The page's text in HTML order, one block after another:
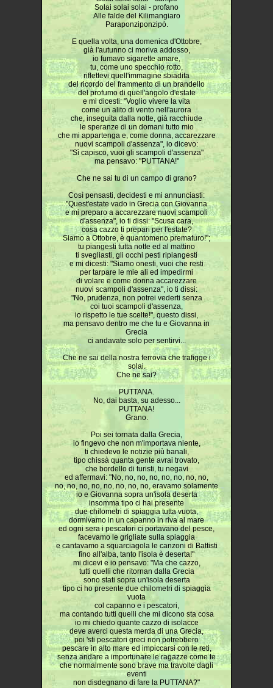
Solai solai solai - profano
Alle falde del Kilimangiaro
Paraponziponzipò.
E quella volta, una domenica d'Ottobre,
già l'autunno ci moriva addosso,
io fumavo sigarette amare,
tu, come uno specchio rotto,
riflettevi quell'immagine sbiadita
del ricordo del frammento di un brandello
del profumo di quell'angolo d'estate
e mi dicesti: "Voglio vivere la vita
come un alito di vento nell'aurora
che, inseguita dalla notte, già racchiude
le speranze di un domani tutto mio
che mi appartenga e, come donna, accarezzare
nuovi scampoli d'assenza", io dicevo:
"Sì capisco, vuoi gli scampoli d'assenza"
ma pensavo: "PUTTANA!"
Che ne sai tu di un campo di grano?
Così pensasti, decidesti e mi annunciasti:
"Quest'estate vado in Grecia con Giovanna
e mi preparo a accarezzare nuovi scampoli
d'assenza", io ti dissi: "Scusa cara,
cosa cazzo ti prepari per l'estate?
Siamo a Ottobre, è quantomeno prematuro!";
tu piangesti tutta notte ed al mattino
ti svegliasti, gli occhi pesti ripiangesti
e mi dicesti: "Siamo onesti, vuoi che resti
per tarpare le mie ali ed impedirmi
di volare e come donna accarezzare
nuovi scampoli d'assenza", io ti dissi:
"No, prudenza, non potrei vederti senza
coi tuoi scampoli d'assenza,
io rispetto le tue scelte!", questo dissi,
ma pensavo dentro me che tu e Giovanna in
Grecia
ci andavate solo per sentirvi...
Che ne sai della nostra ferrovia che trafigge i
solai.
Che ne sai?
PUTTANA.
No, dai basta, su adesso...
PUTTANA!
Grano.
Poi sei tornata dalla Grecia,
io fingevo che non m'importava niente,
ti chiedevo le notizie più banali,
tipo chissà quanta gente avrai trovato,
che bordello di turisti, tu negavi
ed affermavi: "No, no, no, no, no, no, no, no,
no, no, no, no, no, no, no, no, eravamo solamente
io e Giovanna sopra un'isola deserta
insomma tipo ci hai presente
due chilometri di spiaggia tutta vuota,
dormivamo in un capanno in riva al mare
ed ogni sera i pescatori ci portavano del pesce,
facevamo le grigliate sulla spiaggia
e cantavamo a squarciagola le canzoni di Battisti
fino all'alba, tanto l'isola è deserta!"
mi dicevi e io pensavo: "Ma che cazzo,
tutti quelli che ritornan dalla Grecia
sono stati sopra un'isola deserta
tipo ci ho presente due chilometri di spiaggia
vuota
col capanno e i pescatori,
ma contando tutti quelli che mi dicono sta cosa
io mi chiedo quante cazzo di isolacce
deve averci questa merda di una Grecia,
poi 'sti pescatori greci non potrebbero
pescare in alto mare ed impiccarsi con le reti,
senza andare a importunare le ragazze come te
che normalmente sono brave ma travolte dagli
eventi
non disdegnano di fare la PUTTANA?"